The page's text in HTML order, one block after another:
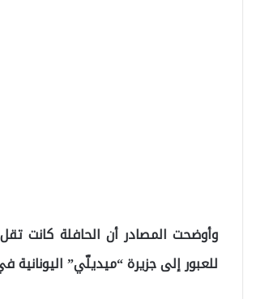
للعبور إلى جزيرة “ميديلّي” اليونانية